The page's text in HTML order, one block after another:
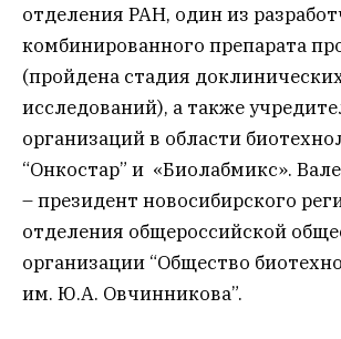
отделения РАН, один из
комбинированного препарата
(пройдена стадия
исследований), а также
организаций в области
“Онкостар” и «Биолабмикс».
– президент новосибирского
отделения общероссийской
организации “Общество
им. Ю.А. Овчинникова”.